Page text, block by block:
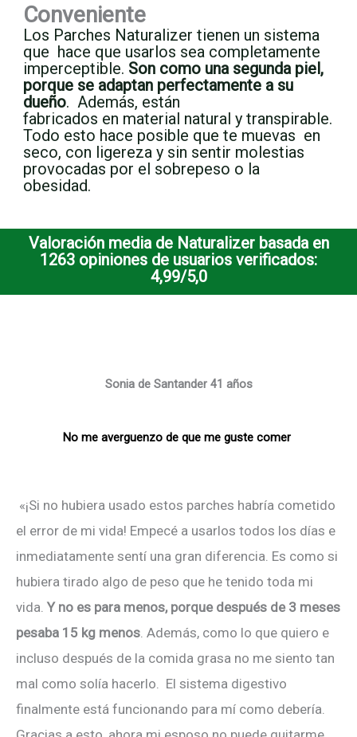
Conveniente
Los Parches Naturalizer tienen un sistema
que hace que usarlos sea completamente
imperceptible. Son como una segunda piel,
porque se adaptan perfectamente a su
dueño. Además, están
fabricados en material natural y transpirable.
Todo esto hace posible que te muevas en
seco, con ligereza y sin sentir molestias
provocadas por el sobrepeso o la
obesidad.
Valoración media de Naturalizer basada en
1263 opiniones de usuarios verificados:
4,99/5,0
Sonia de Santander 41 años
No me averguenzo de que me guste comer
«¡Si no hubiera usado estos parches habría cometido
el error de mi vida! Empecé a usarlos todos los días e
inmediatamente sentí una gran diferencia. Es como si
hubiera tirado algo de peso que he tenido toda mi
vida. Y no es para menos, porque después de 3 meses
pesaba 15 kg menos . Además, como lo que quiero e
incluso después de la comida grasa no me siento tan
mal como solía hacerlo. El sistema digestivo
finalmente está funcionando para mí como debería.